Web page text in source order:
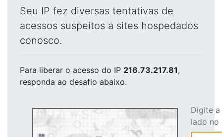
Seu IP fez diversas tentativas de
acessos suspeitos a sites hospedados
conosco.
Para liberar o acesso do IP 216.73.217.81,
responda ao desafio abaixo.
Digite
lado no